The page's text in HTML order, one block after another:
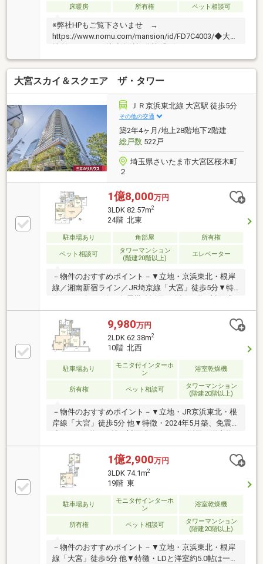
床暖房 所有権 ペット相談可
※弊社HPもご覧下さいませ →
https://www.nomu.com/mansion/id/FD7C4003/◆大和
地所レジデンス株式会社旧分譲「ヴェレーナグラン」
シリーズ◆13階建9階部分、東・南・西：3方角住戸の
為、眺望・陽当り・通風良好 ◆ガラスコーナーサ
ッシュの開放感ある住戸◆ウォークインクローゼッ
ト・納戸など収納豊富◆3面バルコニー：19.10m2※メ
インバルコニーにはスロップシンク付き◆留守中の荷
物受け取りに便利な宅配ボックス有◆ペット飼育可能
（飼育細則有）
大宮スカイ＆スクエア ザ・タワー
ＪＲ京浜東北線 大宮駅 徒歩5分
その他の交通
築2年4ヶ月/地上28階地下2階建
総戸数522戸
埼玉県さいたま市大宮区桜木町
２
1億8,000万円
3LDK 82.57m2
24階 北東
駐車場あり 角部屋 所有権
ペット相談可
タワーマンション
(階建20階以上)
エレベーター
－物件のおすすめポイント－▼立地・京浜東北・根岸
線／湘南新宿ライン／JR埼京線「大宮」徒歩5分▼特
徴・2024年5月築、免震構造採用・会話が弾む対面式
キッチン・WIC3か所等、各洋室・廊下に収納有・2面
バルコニーに3室が面する設計・ゲストルーム等の共
用施設有・ご不在時も荷物が受け取れる宅配ボックス
有・ペット飼育可能(細則有・足洗い場有)▼周辺環
境・マルエツ大宮サクラスクエア店 徒歩1分(約40m)・
成城石井ルミネ大宮ルミネ2店 徒歩3分(約190m)■ ご希
望の住まい探しをお手伝いします ━━━━━・・・物
件の詳細・ご相談はお気軽にお問い合わせください。
9,980万円
2LDK 62.38m2
10階 北西
駐車場あり
モニタ付インターホ
ン
浴室乾燥機
所有権 ペット相談可
タワーマンション
(階建20階以上)
－物件のおすすめポイント－▼立地・JR京浜東北・根
岸線「大宮」徒歩5分 他▼特徴・2024年5月築、免震構
造・LDKは約15.4帖、対面式キッチンを採用・洋室約
4.4帖は2WAY仕様・コンシェルジュサービス有(8時～
18時)・ペット飼育可能(細則有)・ゴミ置場・宅配ボッ
クス・トランクルーム(各階)・ゲストルーム等の共用
施設有▼設備・食洗機・ディスポーザー・浴室暖房乾
燥機・エコジョーズ▼周辺環境・マルエツ大宮サクラ
スクエア店 徒歩1分(約40m)■ ご希望の住まい探しをお
手伝いします ━━━━━・・・物件の詳細・ご相談は
お気軽にお問い合わせください。
1億2,900万円
3LDK 74.1m2
19階 東
駐車場あり
モニタ付インターホ
ン
浴室乾燥機
所有権 ペット相談可
タワーマンション
(階建20階以上)
－物件のおすすめポイント－▼立地・京浜東北・根岸
線「大宮」徒歩5分 他▼特徴・LDと洋室約5.0帖は一体